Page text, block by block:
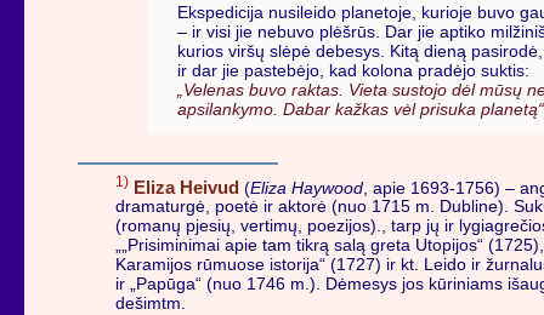
Ekspedicija nusileido planetoje, kurioje buvo
– ir visi jie nebuvo plėšrūs. Dar jie aptiko
kurios viršų slėpė debesys. Kitą dieną
ir dar jie pastebėjo, kad kolona pradėjo suktis:
„Velenas buvo raktas. Vieta sustojo dėl mūsų
apsilankymo. Dabar kažkas vėl prisuka
1) Eliza Heivud (Eliza Haywood , apie 1693-1756) –
dramaturgė, poetė ir aktorė (nuo 1715 m. Dubline).
(romanų pjesių, vertimų, poezijos)., tarp jų ir
„„Prisiminimai apie tam tikrą salą greta Utopijos“
Karamijos rūmuose istorija“ (1727) ir kt. Leido ir
ir „Papūga“ (nuo 1746 m.). Dėmesys jos kūriniams
dešimtm.